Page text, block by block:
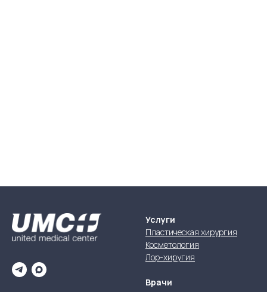
Услуги
Пластическая хирургия
Косметология
Лор-хиругия
Врачи